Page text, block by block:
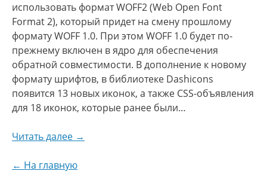
использовать формат WOFF2 (Web Open Font
Format 2), который придет на смену прошлому
формату WOFF 1.0. При этом WOFF 1.0 будет по-
прежнему включен в ядро для обеспечения
обратной совместимости. В дополнение к новому
формату шрифтов, в библиотеке Dashicons
появится 13 новых иконок, а также CSS-объявления
для 18 иконок, которые ранее были…
Читать далее →
← На главную